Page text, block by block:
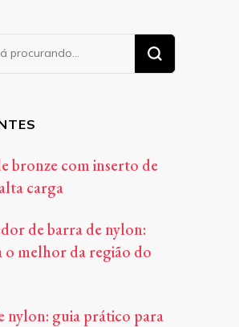
bronze com inserto de
carga
de barra de nylon:
o melhor da região do
nylon: guia prático para